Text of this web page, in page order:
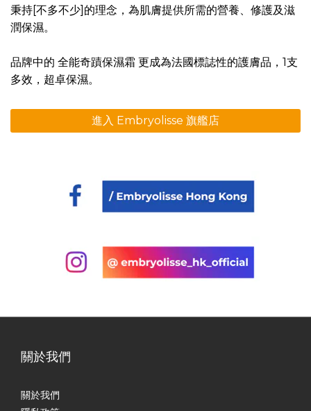
秉持[不多不少]的理念，為肌膚提供所需的營養、修護及滋
潤保濕。
品牌中的 全能奇蹟保濕霜 更成為法國標誌性的護膚品，1支
多效，超卓保濕。
進入 Embryolisse 旗艦店
關於我們
關於我們